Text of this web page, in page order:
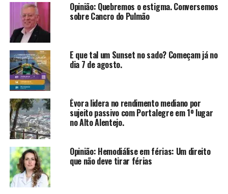
Opinião: Quebremos o estigma. Conversemos
sobre Cancro do Pulmão
E que tal um Sunset no sado? Começam já no
dia 7 de agosto.
Évora lidera no rendimento mediano por
sujeito passivo com Portalegre em 1º lugar
no Alto Alentejo.
Opinião: Hemodiálise em férias: Um direito
que não deve tirar férias